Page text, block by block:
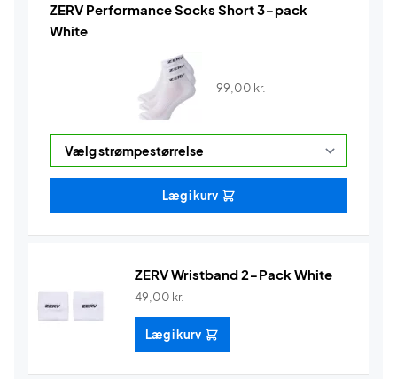
ZERV Performance Socks Short 3-pack
White
99,00 kr.
Læg i kurv
ZERV Wristband 2-Pack White
49,00 kr.
Læg i kurv